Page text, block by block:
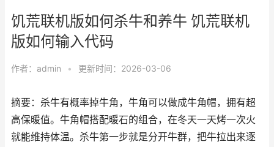
饥荒联机版如何杀牛和养牛 饥荒联机
版如何输入代码
作者： admin • 更新时间：2026-03-06
摘要：​杀牛有概率掉牛角，牛角可以做成牛角帽，拥有超
高保暖值。牛角帽搭配暖石的组合，在冬天一天烤一次火
就能维持体温。杀牛第一步就是分开牛群，把牛拉出来逐